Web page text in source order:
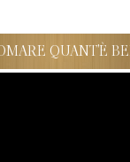
QUANT'È